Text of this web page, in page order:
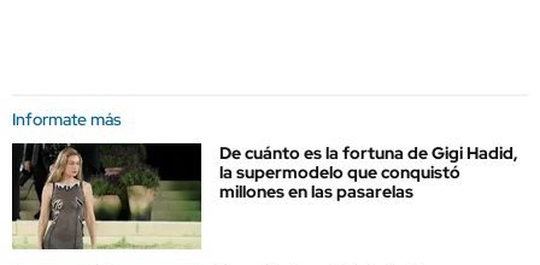
Informate más
De cuánto es la fortuna de Gigi Hadid,
la supermodelo que conquistó
millones en las pasarelas